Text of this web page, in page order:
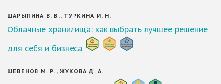
ШАРЫПИНА В. В., ТУРКИНА И. Н.
Облачные хранилища: как выбрать лучшее решение
для себя и бизнеса
ШЕВЕНОВ М. Р., ЖУКОВА Д. А.